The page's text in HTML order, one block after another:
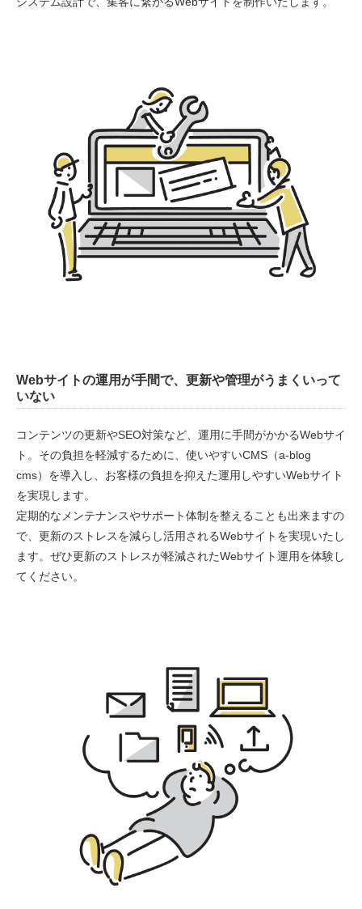
Webサイトの運用が手間で、更新や管理がうまくいって
いない
コンテンツの更新やSEO対策など、運用に手間がかかるWebサイ
ト。その負担を軽減するために、使いやすいCMS（a-blog
cms）を導入し、お客様の負担を抑えた運用しやすいWebサイト
を実現します。
定期的なメンテナンスやサポート体制を整えることも出来ますの
で、更新のストレスを減らし活用されるWebサイトを実現いたし
ます。ぜひ更新のストレスが軽減されたWebサイト運用を体験し
てください。